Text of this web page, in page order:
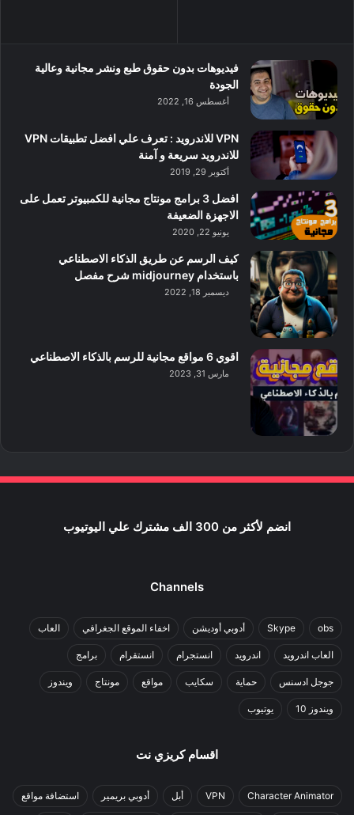
فيديوهات بدون حقوق طبع ونشر مجانية وعالية
الجودة
أغسطس 16, 2022
VPN للاندرويد : تعرف علي افضل تطبيقات VPN
للاندرويد سريعة و آمنة
أكتوبر 29, 2019
افضل 3 برامج مونتاج مجانية للكمبيوتر تعمل على
الاجهزة الضعيفة
يونيو 22, 2020
كيف الرسم عن طريق الذكاء الاصطناعي
باستخدام midjourney شرح مفصل
ديسمبر 18, 2022
اقوي 6 مواقع مجانية للرسم بالذكاء الاصطناعي
مارس 31, 2023
انضم لأكثر من 300 الف مشترك علي اليوتيوب
Channels
obs
Skype أدوبي أوديشن اخفاء الموقع الجغرافي العاب
العاب اندرويد اندرويد انستجرام انستقرام برامج
جوجل ادسنس حماية سكايب مواقع مونتاج ويندوز
ويندوز 10 يوتيوب
اقسام كريزي نت
Character Animator
VPN أبل أدوبي بريمير استضافة مواقع